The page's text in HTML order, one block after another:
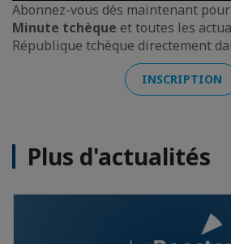
Abonnez-vous dès maintenant
Minute tchèque et toutes les
République tchèque directement
INSCRIPTION
Plus d'actualités